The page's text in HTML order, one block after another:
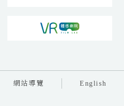
網站導覽 English